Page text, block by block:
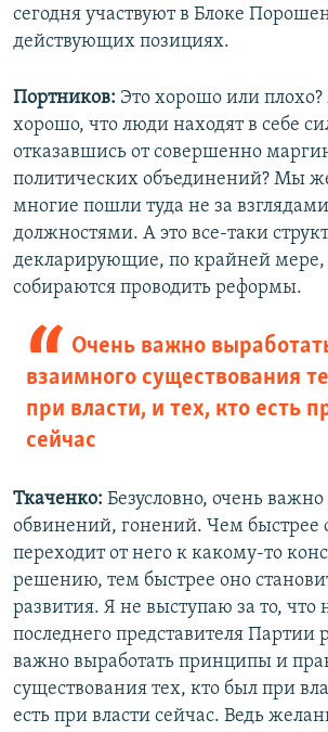
сегодня участвуют в Блоке
действующих позициях.
Портников: Это хорошо или
хорошо, что люди находят в себе
отказавшись от совершенно
политических объединений? Мы
многие пошли туда не за
должностями. А это все-таки
декларирующие, по крайней мере,
собираются проводить реформы.
Очень важно
взаимного существования
при власти, и тех, кто есть
сейчас
Ткаченко: Безусловно, очень важно
обвинений, гонений. Чем быстрее
переходит от него к какому-то
решению, тем быстрее оно
развития. Я не выступаю за то, что
последнего представителя Партии
важно выработать принципы и
существования тех, кто был при
есть при власти сейчас. Ведь